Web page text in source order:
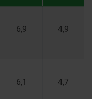
6,9 4,9
6,1 4,7